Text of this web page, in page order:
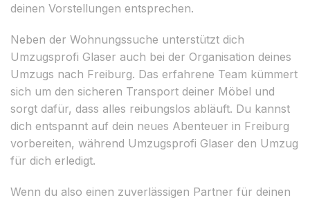
deinen Vorstellungen entsprechen.
Neben der Wohnungssuche unterstützt dich
Umzugsprofi Glaser auch bei der Organisation deines
Umzugs nach Freiburg. Das erfahrene Team kümmert
sich um den sicheren Transport deiner Möbel und
sorgt dafür, dass alles reibungslos abläuft. Du kannst
dich entspannt auf dein neues Abenteuer in Freiburg
vorbereiten, während Umzugsprofi Glaser den Umzug
für dich erledigt.
Wenn du also einen zuverlässigen Partner für deinen